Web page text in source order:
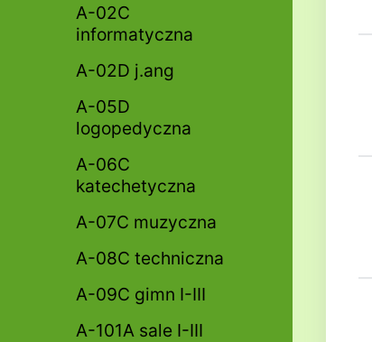
A-02C
informatyczna
A-02D j.ang
A-05D
logopedyczna
A-06C
katechetyczna
A-07C muzyczna
A-08C techniczna
A-09C gimn I-III
A-101A sale I-III